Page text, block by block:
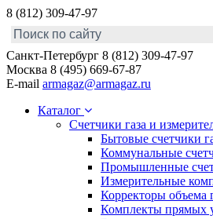
8 (812) 309-47-97
Санкт-Петербург 8 (812) 309-47-97
Москва 8 (495) 669-67-87
E-mail armagaz@armagaz.ru
Каталог
Счетчики газа и
Бытовые счетчики
Коммунальные
Промышленные
Измерительные
Корректоры объема
Комплекты прямых